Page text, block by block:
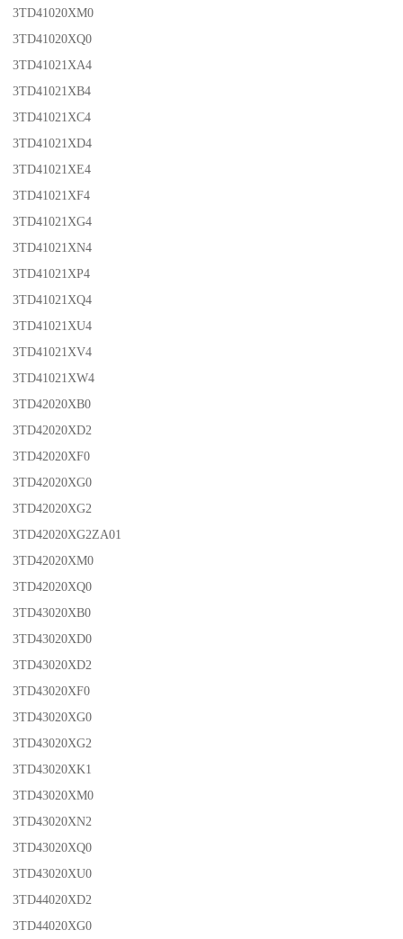
3TD41020XM0
3TD41020XQ0
3TD41021XA4
3TD41021XB4
3TD41021XC4
3TD41021XD4
3TD41021XE4
3TD41021XF4
3TD41021XG4
3TD41021XN4
3TD41021XP4
3TD41021XQ4
3TD41021XU4
3TD41021XV4
3TD41021XW4
3TD42020XB0
3TD42020XD2
3TD42020XF0
3TD42020XG0
3TD42020XG2
3TD42020XG2ZA01
3TD42020XM0
3TD42020XQ0
3TD43020XB0
3TD43020XD0
3TD43020XD2
3TD43020XF0
3TD43020XG0
3TD43020XG2
3TD43020XK1
3TD43020XM0
3TD43020XN2
3TD43020XQ0
3TD43020XU0
3TD44020XD2
3TD44020XG0